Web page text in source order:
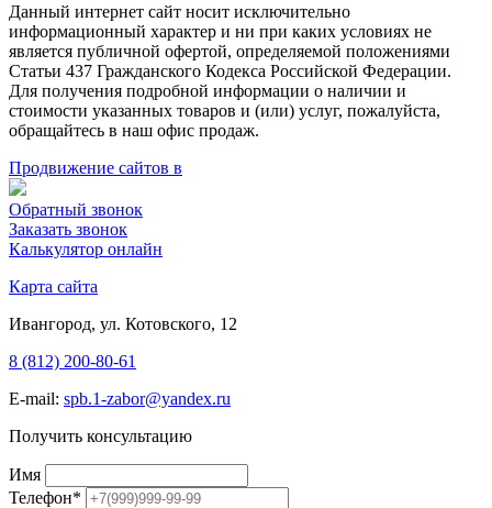
Данный интернет сайт носит исключительно
информационный характер и ни при каких условиях не
является публичной офертой, определяемой положениями
Статьи 437 Гражданского Кодекса Российской Федерации.
Для получения подробной информации о наличии и
стоимости указанных товаров и (или) услуг, пожалуйста,
обращайтесь в наш офис продаж.
Продвижение сайтов в
Обратный звонок
Заказать звонок
Калькулятор онлайн
Карта сайта
Ивангород, ул. Котовского, 12
8 (812) 200-80-61
E-mail: spb.1-zabor@yandex.ru
Получить консультацию
Имя
Телефон*